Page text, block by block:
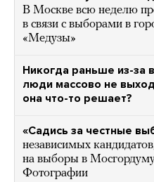
В Москве всю неделю
в связи с выборами в
«Медузы»
Никогда раньше из-за
люди массово не
она что-то решает?
«Садись за честные
независимых
на выборы в
Фотографии